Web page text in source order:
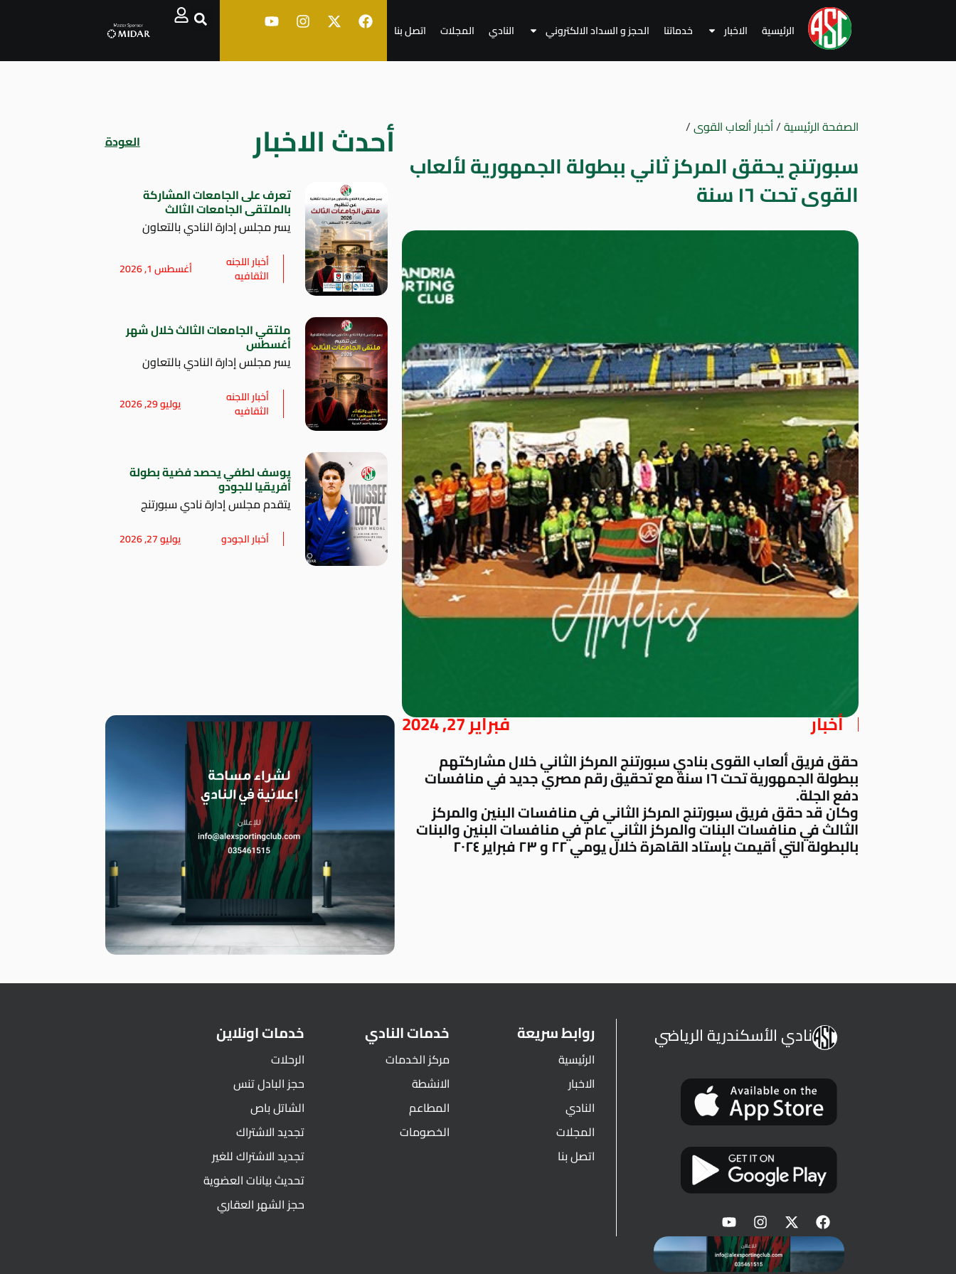
الرئيسية الاخبار خدماتنا الحجز و السداد الالكتروني النادي المجلات اتصل بنا
الصفحة الرئيسية/أخبار ألعاب القوى/
سبورتنج يحقق المركز ثاني ببطولة الجمهورية لألعاب
القوى تحت ١٦ سنة
أخبار فبراير 27, 2024
حقق فريق ألعاب القوى بنادي سبورتنج المركز الثاني خلال مشاركتهم
ببطولة الجمهورية تحت ١٦ سنة مع تحقيق رقم مصري جديد في منافسات
دفع الجلة.
وكان قد حقق فريق سبورتنج المركز الثاني في منافسات البنين والمركز
الثالث في منافسات البنات والمركز الثاني عام في منافسات البنين والبنات
بالبطولة التي أقيمت بإستاد القاهرة خلال يومي ٢٢ و ٢٣ فبراير ٢٠٢٤
أحدث الاخبار العودة
تعرف على الجامعات المشاركة
بالملتقى الجامعات الثالث
يسر مجلس إدارة النادي بالتعاون
أخبار اللجنه
الثقافيه أغسطس 1, 2026
ملتقي الجامعات الثالث خلال شهر
أغسطس
يسر مجلس إدارة النادي بالتعاون
أخبار اللجنه
الثقافيه يوليو 29, 2026
يوسف لطفي يحصد فضية بطولة
أفريقيا للجودو
يتقدم مجلس إدارة نادي سبورتنج
أخبار الجودو يوليو 27, 2026
نادي الأسكندرية الرياضي روابط سريعة
الرئيسية
الاخبار
النادي
المجلات
اتصل بنا
خدمات النادي
مركز الخدمات
الانشطة
المطاعم
الخصومات
خدمات اونلاين
الرحلات
حجز البادل تنس
الشاتل باص
تجديد الاشتراك
تجديد الاشتراك للغير
تحديث بيانات العضوية
حجز الشهر العقاري